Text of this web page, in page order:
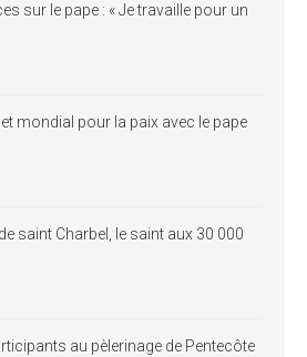
sur le pape : « Je travaille pour un
mondial pour la paix avec le pape
saint Charbel, le saint aux 30 000
au pèlerinage de Pentecôte